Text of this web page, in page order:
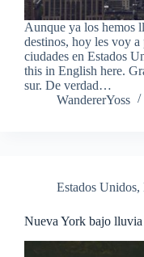
Aunque ya los hemos
destinos, hoy les voy
ciudades en Estados
this in English here.
sur. De verdad…
WandererYoss
Estados Unidos,
Nueva York bajo lluvia